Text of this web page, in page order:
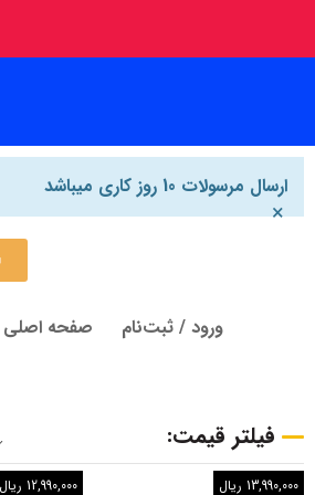
ارسال مرسولات 10 روز کاری میباشد
×
ورود / ثبت‌نام صفحه اصلی
فیلتر قیمت:
12,990,000 ریال 13,990,000 ریال